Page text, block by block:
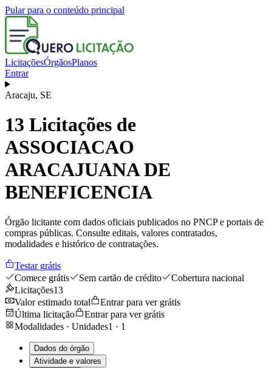
Pular para o conteúdo principal
LicitaçõesÓrgãosPlanos
Entrar
Aracaju, SE
13 Licitações de
ASSOCIACAO
ARACAJUANA DE
BENEFICENCIA
Órgão licitante com dados oficiais publicados no PNCP e portais de
compras públicas. Consulte editais, valores contratados,
modalidades e histórico de contratações.
Testar grátis
Comece grátis
Sem cartão de crédito
Cobertura nacional
Licitações13
Valor estimado total
Entrar para ver grátis
Última licitação
Entrar para ver grátis
Modalidades · Unidades1 · 1
Dados do órgão
Atividade e valores